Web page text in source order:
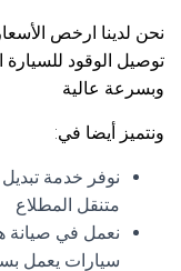
نحن لدينا ارخص
توصيل الوقود
وبسرعة عالية
ونتميز أيضا في:
نوفر خدمة تبديل
متنقل المطلاع
نعمل في صيانة
سيارات يعمل